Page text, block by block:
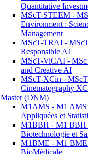
Quantitative
MScT-STEEM -
Environment :
Management
MScT-TRAI -
Responsible AI
MScT-ViCAI -
and Creative AI
MScT-XCin -
Cinematography
Master (DNM)
M1AMS - M1 AMS
Appliquées et
M1BBH - M1 BBH
Biotechnologie et
M1BME - M1 BME
BioMédicale